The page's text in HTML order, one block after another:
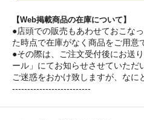
【Web掲載商品の在庫について】
●店頭での販売もあわせておこな
た時点で在庫がなく商品をご用意
●その際は、ご注文受付後にお送
ール」にてお知らせさせていただ
ご迷惑をおかけ致しますが、なに
--------------------------